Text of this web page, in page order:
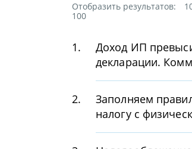
Отобразить результатов:
100
1.
Доход ИП
декларации.
2.
Заполняем
налогу с